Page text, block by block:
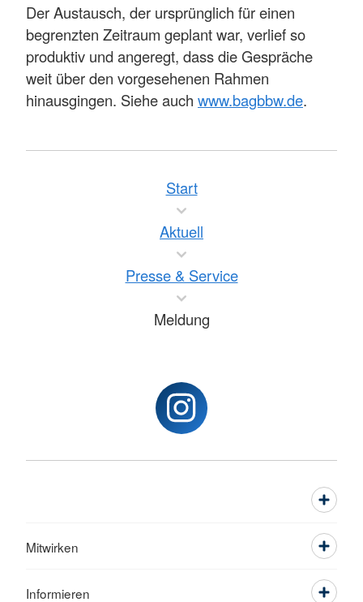
Der Austausch, der ursprünglich für einen
begrenzten Zeitraum geplant war, verlief so
produktiv und angeregt, dass die Gespräche
weit über den vorgesehenen Rahmen
hinausgingen. Siehe auch www.bagbbw.de.
Start
Aktuell
Presse & Service
Meldung
Mitwirken
Informieren